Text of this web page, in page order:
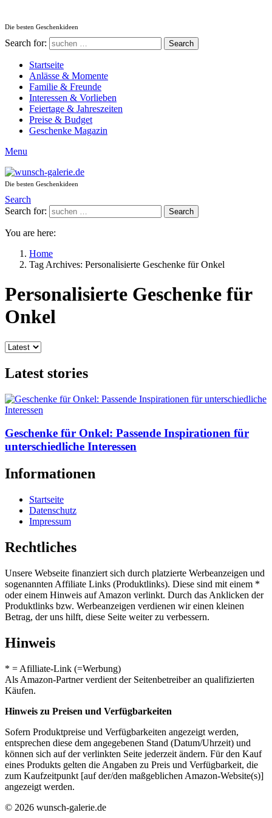
Die besten Geschenkideen
Search for: Search
Startseite
Anlässe & Momente
Familie & Freunde
Interessen & Vorlieben
Feiertage & Jahreszeiten
Preise & Budget
Geschenke Magazin
Menu
Die besten Geschenkideen
Search
Search for:
Search
You are here:
Home
Tag Archives: Personalisierte Geschenke für Onkel
Personalisierte Geschenke für
Onkel
Latest stories
Geschenke für Onkel: Passende Inspirationen für
unterschiedliche Interessen
Informationen
Startseite
Datenschutz
Impressum
Rechtliches
Unsere Webseite finanziert sich durch platzierte Werbeanzeigen und
sogenannten Affiliate Links (Produktlinks). Diese sind mit einem *
oder einem Hinweis auf Amazon verlinkt. Durch das Anklicken der
Produktlinks bzw. Werbeanzeigen verdienen wir einen kleinen
Betrag, der uns hilft, diese Seite weiter zu verbessern.
Hinweis
* = Afilliate-Link (=Werbung)
Als Amazon-Partner verdient der Seitenbetreiber an qualifizierten
Käufen.
Hinweis zu Preisen und Verfügbarkeiten
Sofern Produktpreise und Verfügbarkeiten angezeigt werden,
entsprechen diese dem angegebenen Stand (Datum/Uhrzeit) und
können sich auf der verlinkten Seite jederzeit ändern. Für den Kauf
eines Produkts gelten die Angaben zu Preis und Verfügbarkeit, die
zum Kaufzeitpunkt [auf der/den maßgeblichen Amazon-Website(s)]
angezeigt werden.
© 2026 wunsch-galerie.de